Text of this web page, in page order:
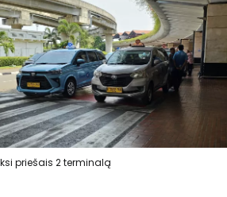
priešais 2 terminalą